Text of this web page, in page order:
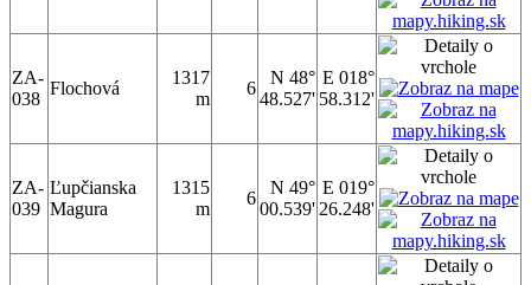
ZA-
038
Flochová
1317
m
6
N 48°
48.527'
E 018°
58.312'
ZA-
039
Ľupčianska
Magura
1315
m
6
N 49°
00.539'
E 019°
26.248'